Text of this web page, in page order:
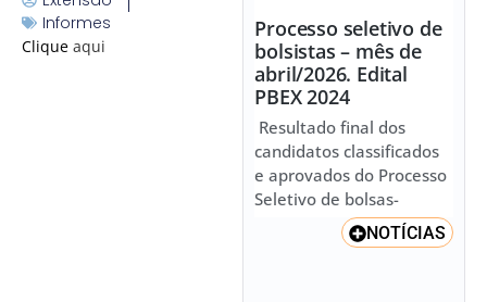
Informes
Clique aqui
Processo seletivo de
bolsistas – mês de
abril/2026. Edital
PBEX 2024
Resultado final dos
candidatos classificados
e aprovados do Processo
Seletivo de bolsas-
NOTÍCIAS